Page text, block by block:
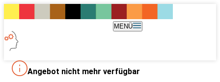
MENÜ
Angebot nicht mehr verfügbar